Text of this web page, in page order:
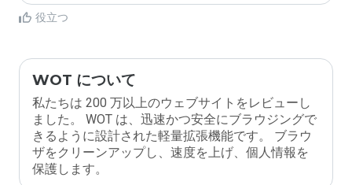
役立つ
WOT について
私たちは 200 万以上のウェブサイトをレビューし
ました。 WOT は、迅速かつ安全にブラウジングで
きるように設計された軽量拡張機能です。 ブラウ
ザをクリーンアップし、速度を上げ、個人情報を
保護します。